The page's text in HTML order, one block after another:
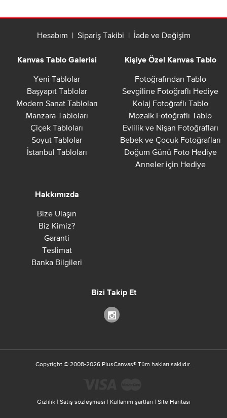
Hesabım | Sipariş Takibi | İade ve Değişim
Kanvas Tablo Galerisi
Yeni Tablolar
Başyapıt Tablolar
Modern Sanat Tabloları
Manzara Tabloları
Çiçek Tabloları
Soyut Tablolar
İstanbul Tabloları
Kişiye Özel Kanvas Tablo
Fotoğrafından Tablo
Sevgiline Fotoğraflı Hediye
Kolaj Fotoğraflı Tablo
Mozaik Fotoğraflı Tablo
Evlilik ve Nişan Fotoğrafları
Bebek ve Çocuk Fotoğrafları
Doğum Günü Foto Hediye
Anneler için Hediye
Hakkımızda
Bize Ulaşın
Biz Kimiz?
Garanti
Teslimat
Banka Bilgileri
Bizi Takip Et
Copyright © 2008-2026 PlusCanvas® Tüm hakları saklıdır.
Gizlilik| Satış sözleşmesi | Kullanım şartları | Site Haritası